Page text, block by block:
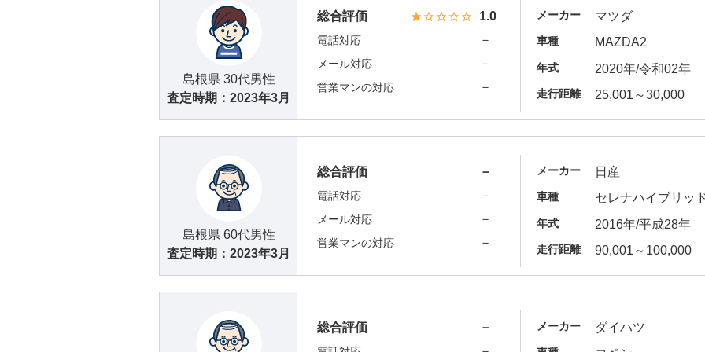
島根県 30代男性
査定時期： 2023年3月
総合評価 1.0
電話対応 －
メール対応 －
営業マンの対応 －
メーカー マツダ
車種 MAZDA2
年式 2020年/令和02年
走行距離 25,001～30,000
島根県 60代男性
査定時期： 2023年3月
総合評価 －
電話対応 －
メール対応 －
営業マンの対応 －
メーカー 日産
車種 セレナハイブリッ
年式 2016年/平成28年
走行距離 90,001～100,000
総合評価 － メーカー ダイハツ